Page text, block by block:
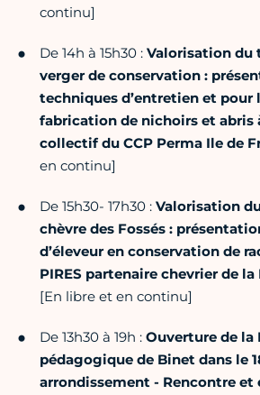
continu]
De 14h à 15h30 : Valorisation du
verger de conservation :
techniques d’entretien et pour
fabrication de nichoirs et abris
collectif du CCP Perma Ile de
en continu]
De 15h30- 17h30 : Valorisation
chèvre des Fossés :
d’éleveur en conservation de
PIRES partenaire chevrier de la
[En libre et en continu]
De 13h30 à 19h : Ouverture de la
pédagogique de Binet dans le
arrondissement - Rencontre et